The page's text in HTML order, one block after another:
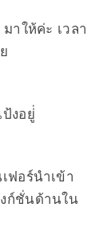
าให้ค่ะ เวลา
งอยู่่
ฟอร์นำเข้า
ก์ชั่นด้านใน